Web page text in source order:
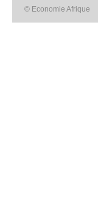
© Economie Afrique